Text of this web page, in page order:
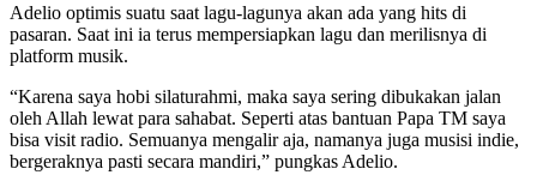
Adelio optimis suatu saat lagu-lagunya akan ada yang hits di
pasaran. Saat ini ia terus mempersiapkan lagu dan merilisnya di
platform musik.
“Karena saya hobi silaturahmi, maka saya sering dibukakan jalan
oleh Allah lewat para sahabat. Seperti atas bantuan Papa TM saya
bisa visit radio. Semuanya mengalir aja, namanya juga musisi indie,
bergeraknya pasti secara mandiri,” pungkas Adelio.